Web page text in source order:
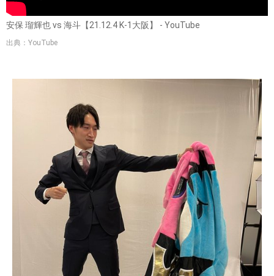
安保 瑠輝也 vs 海斗【21.12.4 K-1大阪】 - YouTube
出典：YouTube